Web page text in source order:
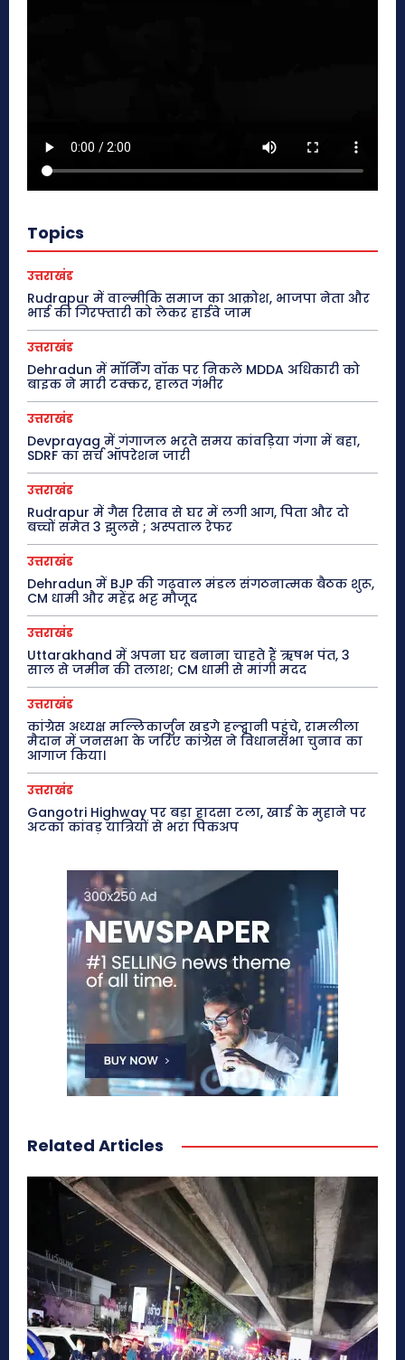
Topics
उत्तराखंड
Rudrapur में वाल्मीकि समाज का आक्रोश, भाजपा नेता और
भाई की गिरफ्तारी को लेकर हाईवे जाम
उत्तराखंड
Dehradun में मॉर्निंग वॉक पर निकले MDDA अधिकारी को
बाइक ने मारी टक्कर, हालत गंभीर
उत्तराखंड
Devprayag में गंगाजल भरते समय कांवड़िया गंगा में बहा,
SDRF का सर्च ऑपरेशन जारी
उत्तराखंड
Rudrapur में गैस रिसाव से घर में लगी आग, पिता और दो
बच्चों समेत 3 झुलसे ; अस्पताल रेफर
उत्तराखंड
Dehradun में BJP की गढ़वाल मंडल संगठनात्मक बैठक शुरू,
CM धामी और महेंद्र भट्ट मौजूद
उत्तराखंड
Uttarakhand में अपना घर बनाना चाहते हैं ऋषभ पंत, 3
साल से जमीन की तलाश; CM धामी से मांगी मदद
उत्तराखंड
कांग्रेस अध्यक्ष मल्लिकार्जुन खड़गे हल्द्वानी पहुंचे, रामलीला
मैदान में जनसभा के जरिए कांग्रेस ने विधानसभा चुनाव का
आगाज किया।
उत्तराखंड
Gangotri Highway पर बड़ा हादसा टला, खाई के मुहाने पर
अटका कांवड़ यात्रियों से भरा पिकअप
Related Articles